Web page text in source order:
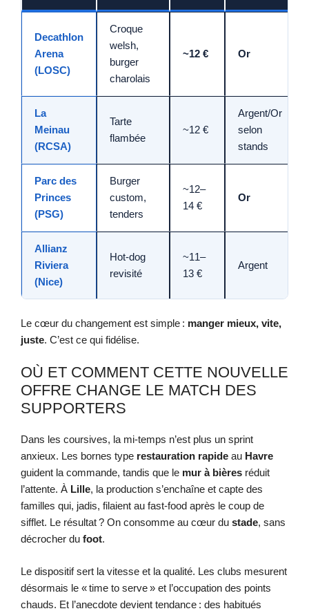
Decathlon
Arena
(LOSC)
Croque
welsh,
burger
charolais
~12 € Or
La
Meinau
(RCSA)
Tarte
flambée
~12 €
Argent/Or
selon
stands
Parc des
Princes
(PSG)
Burger
custom,
tenders
~12–
14 €
Or
Allianz
Riviera
(Nice)
Hot-dog
revisité
~11–
13 €
Argent
Le cœur du changement est simple : manger mieux, vite,
juste. C’est ce qui fidélise.
OÙ ET COMMENT CETTE NOUVELLE
OFFRE CHANGE LE MATCH DES
SUPPORTERS
Dans les coursives, la mi-temps n’est plus un sprint
anxieux. Les bornes type restauration rapide au Havre
guident la commande, tandis que le mur à bières réduit
l’attente. À Lille, la production s’enchaîne et capte des
familles qui, jadis, filaient au fast-food après le coup de
sifflet. Le résultat ? On consomme au cœur du stade, sans
décrocher du foot.
Le dispositif sert la vitesse et la qualité. Les clubs mesurent
désormais le « time to serve » et l’occupation des points
chauds. Et l’anecdote devient tendance : des habitués